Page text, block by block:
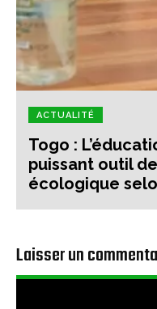
ACTUALITÉ
Togo :
puissant outil
écologique
Laisser un